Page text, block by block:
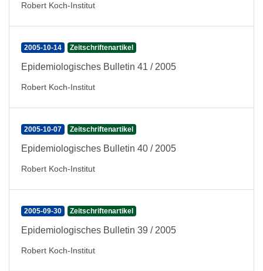
Robert Koch-Institut
2005-10-14 Zeitschriftenartikel
Epidemiologisches Bulletin 41 / 2005
Robert Koch-Institut
2005-10-07 Zeitschriftenartikel
Epidemiologisches Bulletin 40 / 2005
Robert Koch-Institut
2005-09-30 Zeitschriftenartikel
Epidemiologisches Bulletin 39 / 2005
Robert Koch-Institut